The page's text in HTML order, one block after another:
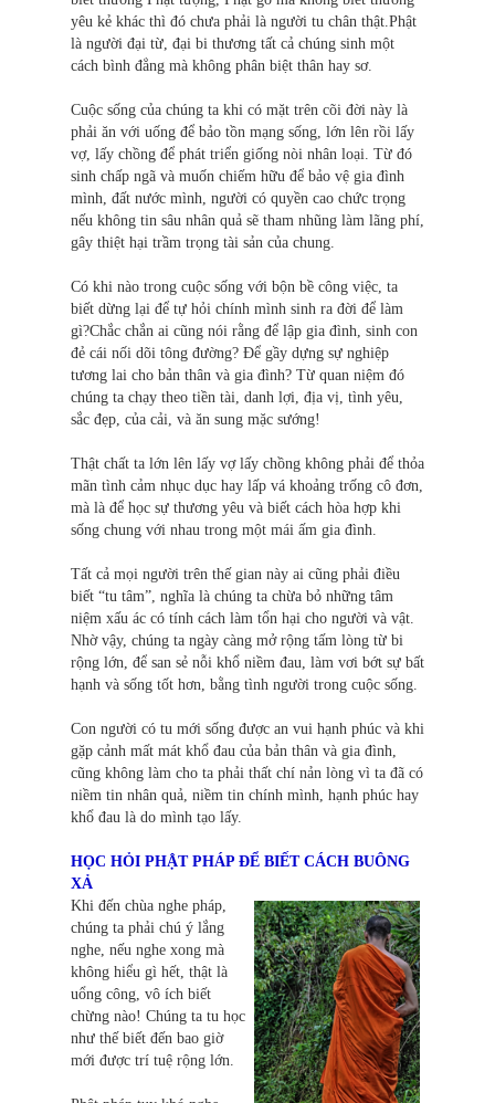
yêu kẻ khác thì đó chưa phải là người tu chân thật.Phật
là người đại từ, đại bi thương tất cả chúng sinh một
cách bình đẳng mà không phân biệt thân hay sơ.
Cuộc sống của chúng ta khi có mặt trên cõi đời này là
phải ăn với uống để bảo tồn mạng sống, lớn lên rồi lấy
vợ, lấy chồng để phát triển giống nòi nhân loại. Từ đó
sinh chấp ngã và muốn chiếm hữu để bảo vệ gia đình
mình, đất nước mình, người có quyền cao chức trọng
nếu không tin sâu nhân quả sẽ tham nhũng làm lãng phí,
gây thiệt hại trầm trọng tài sản của chung.
Có khi nào trong cuộc sống với bộn bề công việc, ta
biết dừng lại để tự hỏi chính mình sinh ra đời để làm
gì?Chắc chắn ai cũng nói rằng để lập gia đình, sinh con
đẻ cái nối dõi tông đường? Ðể gầy dựng sự nghiệp
tương lai cho bản thân và gia đình? Từ quan niệm đó
chúng ta chạy theo tiền tài, danh lợi, địa vị, tình yêu,
sắc đẹp, của cải, và ăn sung mặc sướng!
Thật chất ta lớn lên lấy vợ lấy chồng không phải để thỏa
mãn tình cảm nhục dục hay lấp vá khoảng trống cô đơn,
mà là để học sự thương yêu và biết cách hòa hợp khi
sống chung với nhau trong một mái ấm gia đình.
Tất cả mọi người trên thế gian này ai cũng phải điều
biết “tu tâm”, nghĩa là chúng ta chừa bỏ những tâm
niệm xấu ác có tính cách làm tổn hại cho người và vật.
Nhờ vậy, chúng ta ngày càng mở rộng tấm lòng từ bi
rộng lớn, để san sẻ nỗi khổ niềm đau, làm vơi bớt sự bất
hạnh và sống tốt hơn, bằng tình người trong cuộc sống.
Con người có tu mới sống được an vui hạnh phúc và khi
gặp cảnh mất mát khổ đau của bản thân và gia đình,
cũng không làm cho ta phải thất chí nản lòng vì ta đã có
niềm tin nhân quả, niềm tin chính mình, hạnh phúc hay
khổ đau là do mình tạo lấy.
HỌC HỎI PHẬT PHÁP ĐỂ BIẾT CÁCH BUÔNG
XẢ
Khi đến chùa nghe pháp,
chúng ta phải chú ý lắng
nghe, nếu nghe xong mà
không hiểu gì hết, thật là
uổng công, vô ích biết
chừng nào! Chúng ta tu học
như thế biết đến bao giờ
mới được trí tuệ rộng lớn.